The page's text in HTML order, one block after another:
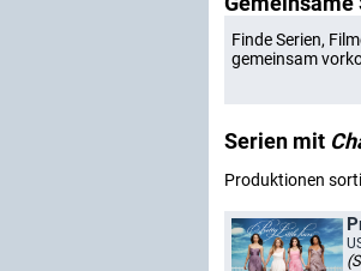
Finde Serien,
gemeinsam
Serien mit
Produktionen